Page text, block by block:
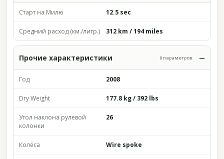
Старт на Милю 12.5 sec
Средний расход (км./литр.) 312 km / 194 miles
Прочие характеристики 8 параметров
Год 2008
Dry Weight 177.8 kg / 392 lbs
Угол наклона рулевой
колонки
26
Колёса Wire spoke